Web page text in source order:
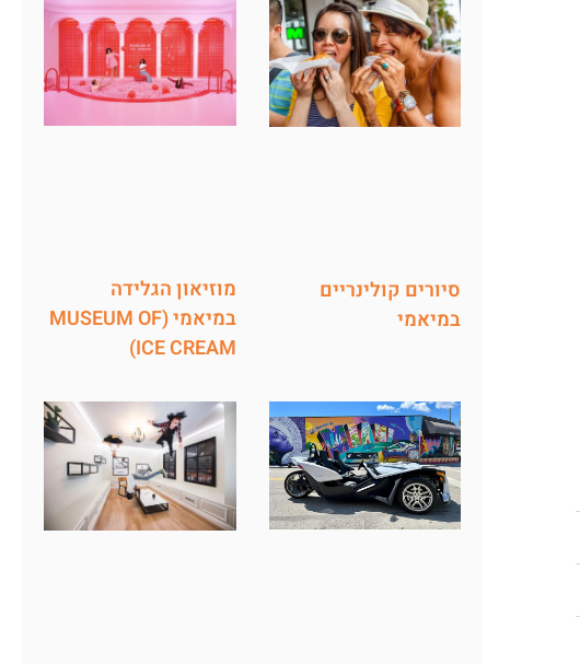
סיורים קולינריים
במיאמי
מוזיאון הגלידה
במיאמי (MUSEUM OF
ICE CREAM)